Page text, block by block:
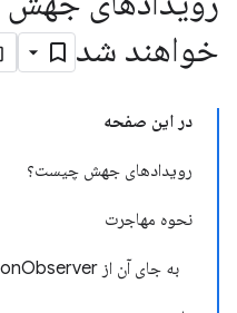
خواهند شد
در این صفحه
رویدادهای جهش چیست؟
نحوه مهاجرت
به جای آن از MutationObserver استفاده کنید